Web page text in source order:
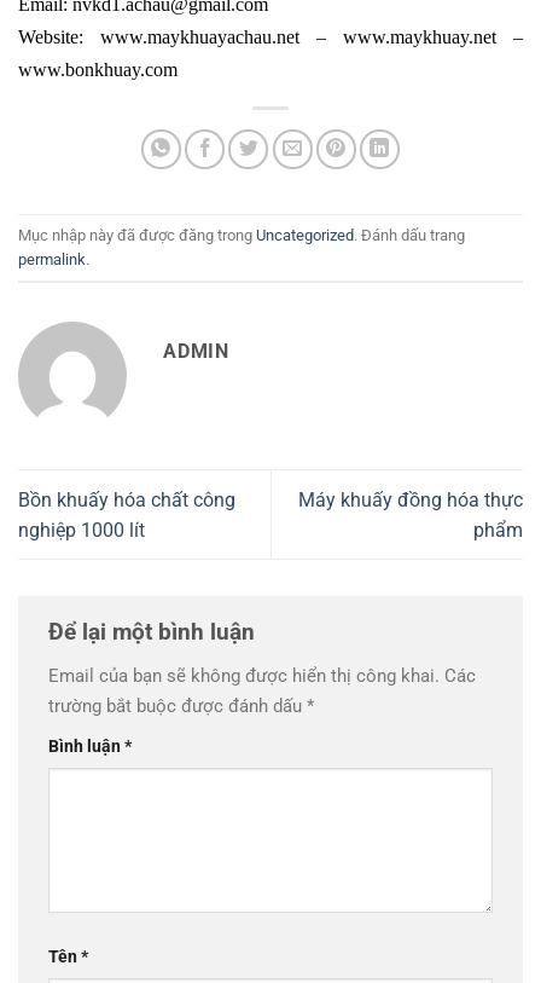
Email: nvkd1.achau@gmail.com
Website: www.maykhuayachau.net – www.maykhuay.net –
www.bonkhuay.com
Mục nhập này đã được đăng trong Uncategorized. Đánh dấu trang
permalink.
ADMIN
Bồn khuấy hóa chất công
nghiệp 1000 lít
Máy khuấy đồng hóa thực
phẩm
Để lại một bình luận
Email của bạn sẽ không được hiển thị công khai. Các
trường bắt buộc được đánh dấu *
Bình luận*
Tên*